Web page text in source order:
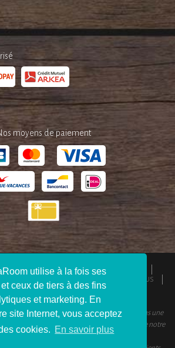
utilise à la fois ses
ceux de tiers à des fins
et marketing. En
site Internet, vous acceptez
cookies. En savoir plus
moyens de paiement
ESPACE PRESSE
MENTIONS LÉGALES
REJOIGNEZ-NOUS
FAQ CONTACTEZ-NOUS
Tous droits réservés. AbracadaRoom n’est pas une
aucun frais de service pour les utilisateurs de notre